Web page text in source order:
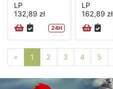
LP
132,89 zł
24H
LP
162,89 zł
« Poprzednia strona
1 2 3 4 5